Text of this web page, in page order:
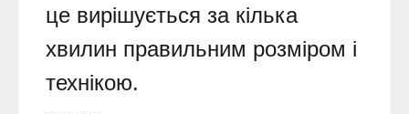
це вирішується за кілька
хвилин правильним розміром і
технікою.